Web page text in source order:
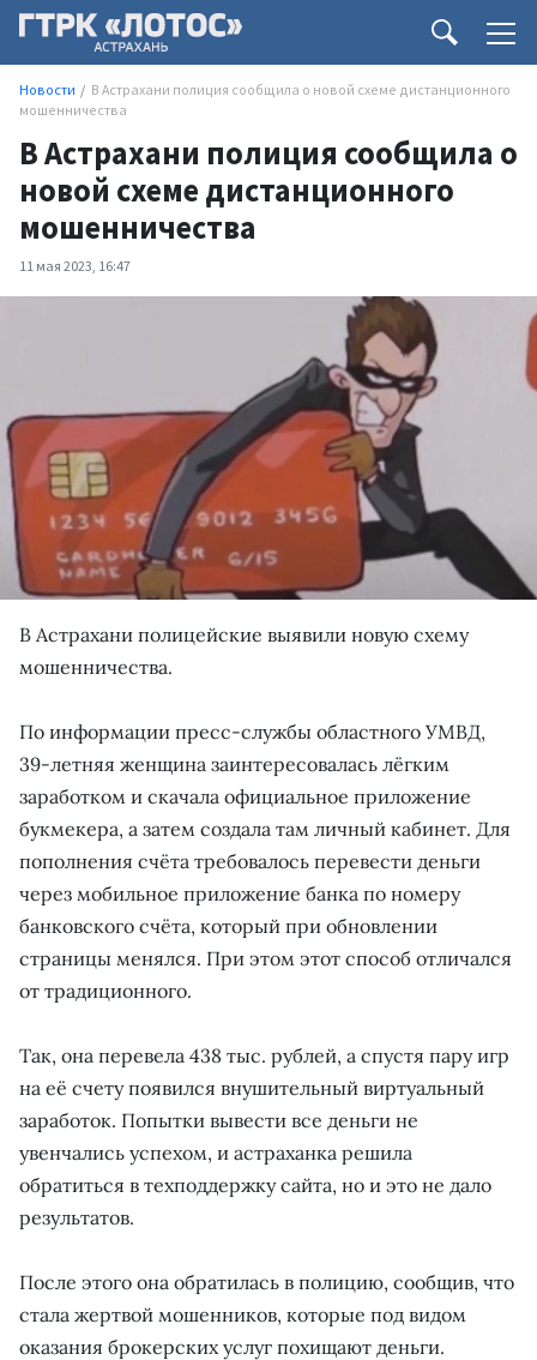
Новости
В Астрахани полиция сообщила о новой схеме дистанционного
мошенничества
В Астрахани полиция сообщила о
новой схеме дистанционного
мошенничества
11 мая 2023, 16:47
В Астрахани полицейские выявили новую схему
мошенничества.
По информации пресс-службы областного УМВД,
39-летняя женщина заинтересовалась лёгким
заработком и скачала официальное приложение
букмекера, а затем создала там личный кабинет. Для
пополнения счёта требовалось перевести деньги
через мобильное приложение банка по номеру
банковского счёта, который при обновлении
страницы менялся. При этом этот способ отличался
от традиционного.
Так, она перевела 438 тыс. рублей, а спустя пару игр
на её счету появился внушительный виртуальный
заработок. Попытки вывести все деньги не
увенчались успехом, и астраханка решила
обратиться в техподдержку сайта, но и это не дало
результатов.
После этого она обратилась в полицию, сообщив, что
стала жертвой мошенников, которые под видом
оказания брокерских услуг похищают деньги.